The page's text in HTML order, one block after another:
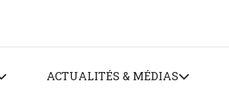
ACTUALITÉS & MÉDIAS